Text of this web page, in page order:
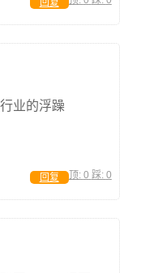
回复
业的浮躁
顶: 0 踩: 0
回复